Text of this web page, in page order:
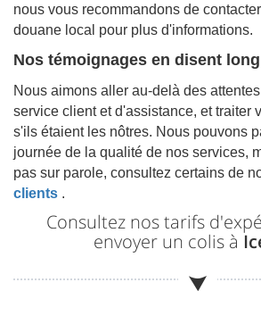
nous vous recommandons de
douane local pour plus d'informations.
Nos témoignages en disent long
Nous aimons aller au-delà des
service client et d'assistance, et traiter
s'ils étaient les nôtres. Nous pouvons
journée de la qualité de nos services,
pas sur parole, consultez certains de
clients .
Consultez nos tarifs
envoyer un colis à